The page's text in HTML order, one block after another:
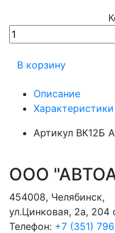
В корзину
Описание
Характеристики
Артикул ВК12Б
ООО
454008, Челябинск,
ул.Цинковая, 2а, 204
Телефон: +7 (351)